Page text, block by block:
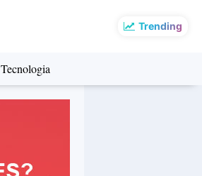
Trending
Tecnologia